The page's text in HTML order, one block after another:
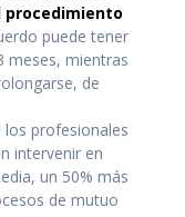
procedimiento
puede tener
meses, mientras
de
profesionales
intervenir en
un 50% más
de mutuo